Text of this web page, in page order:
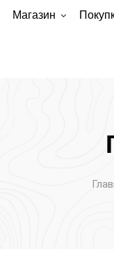
Магазин